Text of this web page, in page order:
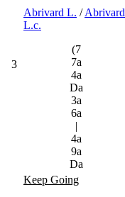
3
Abrivard L. /Abrivard
L.c.
(7
7a
4a
Da
3a
6a
|
4a
9a
Da
Keep Going